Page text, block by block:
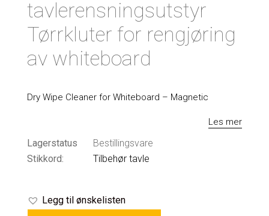
tavlerensningsutstyr
Tørrkluter for rengjøring
av whiteboard
Dry Wipe Cleaner for Whiteboard – Magnetic
Les mer
Lagerstatus
Bestillingsvare
Stikkord:
Tilbehør tavle
Legg til ønskelisten